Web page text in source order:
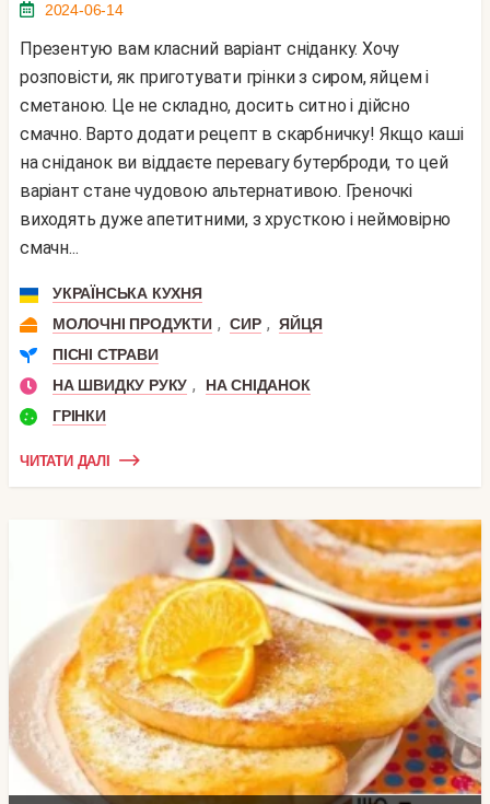
2024-06-14
Презентую вам класний варіант сніданку. Хочу
розповісти, як приготувати грінки з сиром, яйцем і
сметаною. Це не складно, досить ситно і дійсно
смачно. Варто додати рецепт в скарбничку! Якщо каші
на сніданок ви віддаєте перевагу бутерброди, то цей
варіант стане чудовою альтернативою. Греночкі
виходять дуже апетитними, з хрусткою і неймовірно
смачн...
УКРАЇНСЬКА КУХНЯ
МОЛОЧНІ ПРОДУКТИ , СИР , ЯЙЦЯ
ПІСНІ СТРАВИ
НА ШВИДКУ РУКУ ,
НА СНІДАНОК
ГРІНКИ
ЧИТАТИ ДАЛІ